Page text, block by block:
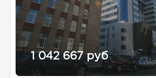
1 042 667 руб